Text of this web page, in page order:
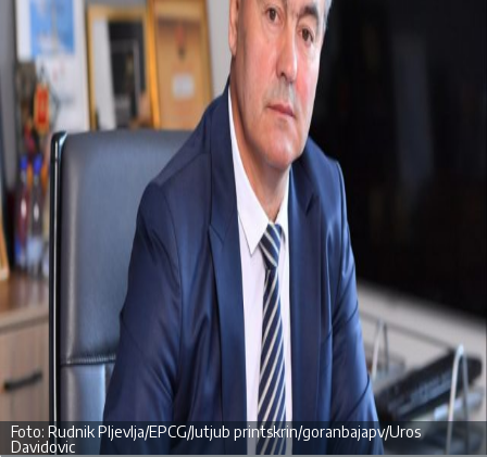
Foto: Rudnik Pljevlja/EPCG/Jutjub printskrin/goranbajapv/Uros
Davidovic